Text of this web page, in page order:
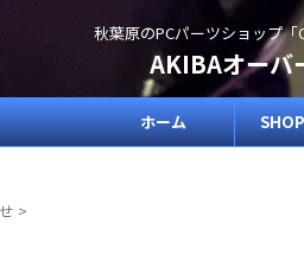
秋葉原のPCパーツショップ「
AKIBAオーバ
ホーム
>